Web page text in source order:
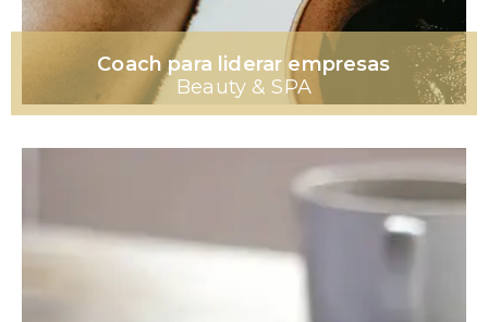
Coach para liderar empresas
Beauty & SPA